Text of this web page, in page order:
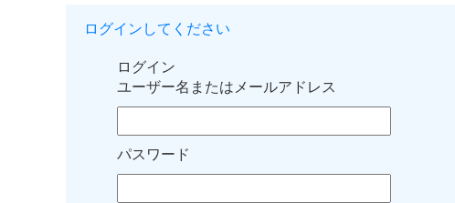
ログインしてください
ログイン
ユーザー名またはメールアドレス
パスワード